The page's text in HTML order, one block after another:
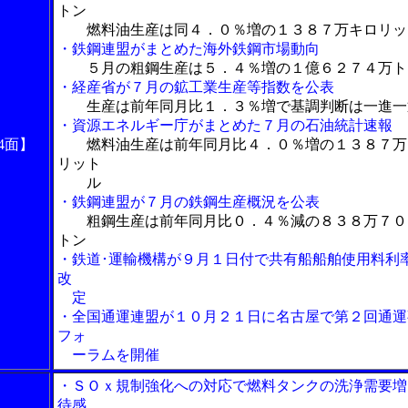
】
トン
燃料油生産は同４．０％増の１３８７万キロリッ
・鉄鋼連盟がまとめた海外鉄鋼市場動向
５月の粗鋼生産は５．４％増の１億６２７４万
・経産省が７月の鉱工業生産等指数を公表
生産は前年同月比１．３％増で基調判断は一進
・資源エネルギー庁がまとめた７月の石油統計速報
燃料油生産は前年同月比４．０％増の１３８７
リット
ル
・鉄鋼連盟が７月の鉄鋼生産概況を公表
粗鋼生産は前年同月比０．４％減の８３８万７
トン
・鉄道･運輸機構が９月１日付で共有船船舶使用料利
改
定
・全国通運連盟が１０月２１日に名古屋で第２回通
フォ
ーラムを開催
・ＳＯｘ規制強化への対応で燃料タンクの洗浄需要
待感